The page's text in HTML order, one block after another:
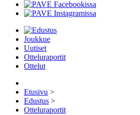
Joukkue
Uutiset
Otteluraportit
Ottelut
Etusivu >
Edustus >
Otteluraportit